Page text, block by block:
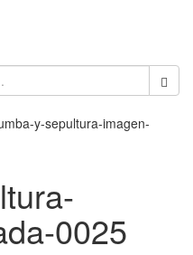
y-sepultura-imagen-
0025